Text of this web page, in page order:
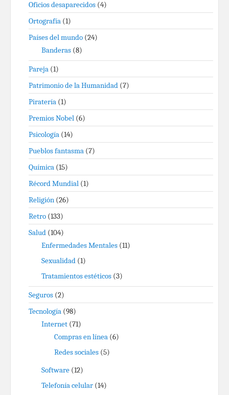
Oficios desaparecidos (4)
Ortografía (1)
Países del mundo (24)
Banderas (8)
Pareja (1)
Patrimonio de la Humanidad (7)
Piratería (1)
Premios Nobel (6)
Psicología (14)
Pueblos fantasma (7)
Química (15)
Récord Mundial (1)
Religión (26)
Retro (133)
Salud (104)
Enfermedades Mentales (11)
Sexualidad (1)
Tratamientos estéticos (3)
Seguros (2)
Tecnología (98)
Internet (71)
Compras en línea (6)
Redes sociales (5)
Software (12)
Telefonía celular (14)